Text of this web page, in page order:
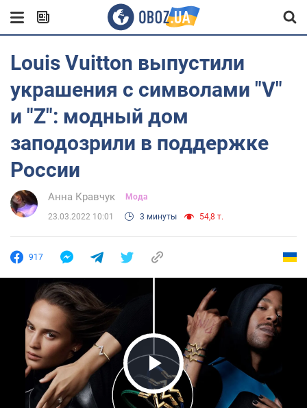
Louis Vuitton выпустили
украшения с символами "V"
и "Z": модный дом
заподозрили в поддержке
России
Анна Кравчук Мода
23.03.2022 10:01 3 минуты 54,8 т.
917
Play Video